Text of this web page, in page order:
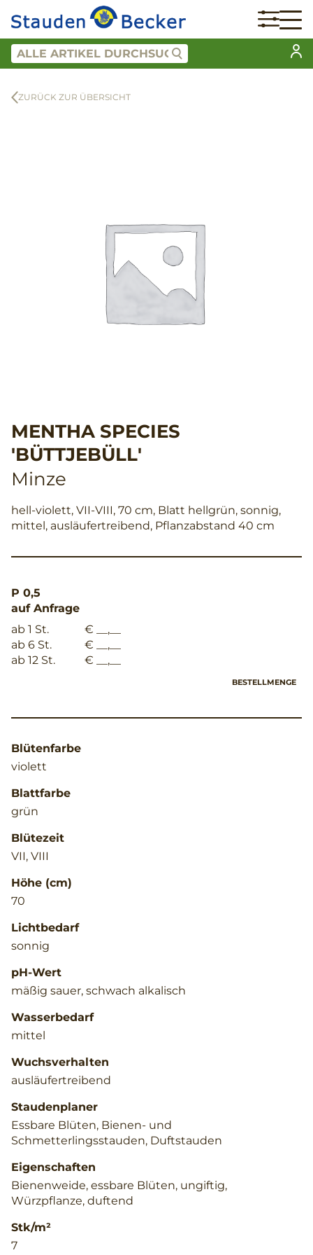
ZURÜCK ZUR ÜBERSICHT
MENTHA SPECIES
'BÜTTJEBÜLL'
Minze
hell-violett, VII-VIII, 70 cm, Blatt hellgrün, sonnig,
mittel, ausläufertreibend, Pflanzabstand 40 cm
P 0,5
auf Anfrage
ab 1 St.
€ __,__
ab 6 St.
€ __,__
ab 12 St.
€ __,__
BESTELLMENGE
Blütenfarbe
violett
Blattfarbe
grün
Blütezeit
VII, VIII
Höhe (cm)
70
Lichtbedarf
sonnig
pH-Wert
mäßig sauer, schwach alkalisch
Wasserbedarf
mittel
Wuchsverhalten
ausläufertreibend
Staudenplaner
Essbare Blüten, Bienen- und
Schmetterlingsstauden, Duftstauden
Eigenschaften
Bienenweide, essbare Blüten, ungiftig,
Würzpflanze, duftend
Stk/m²
7